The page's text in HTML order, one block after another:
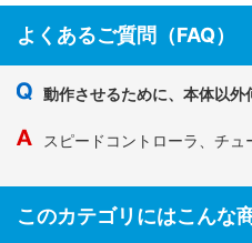
よくあるご質問（FAQ）
動作させるために、本体以外
スピードコントローラ、チュ
このカテゴリにはこんな